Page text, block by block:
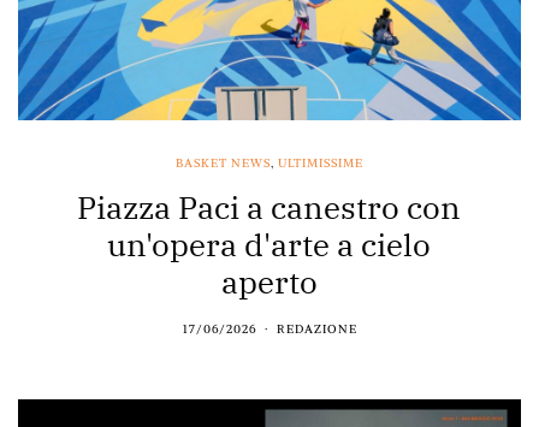
BASKET NEWS, ULTIMISSIME
Piazza Paci a canestro con
un'opera d'arte a cielo
aperto
17/06/2026 REDAZIONE